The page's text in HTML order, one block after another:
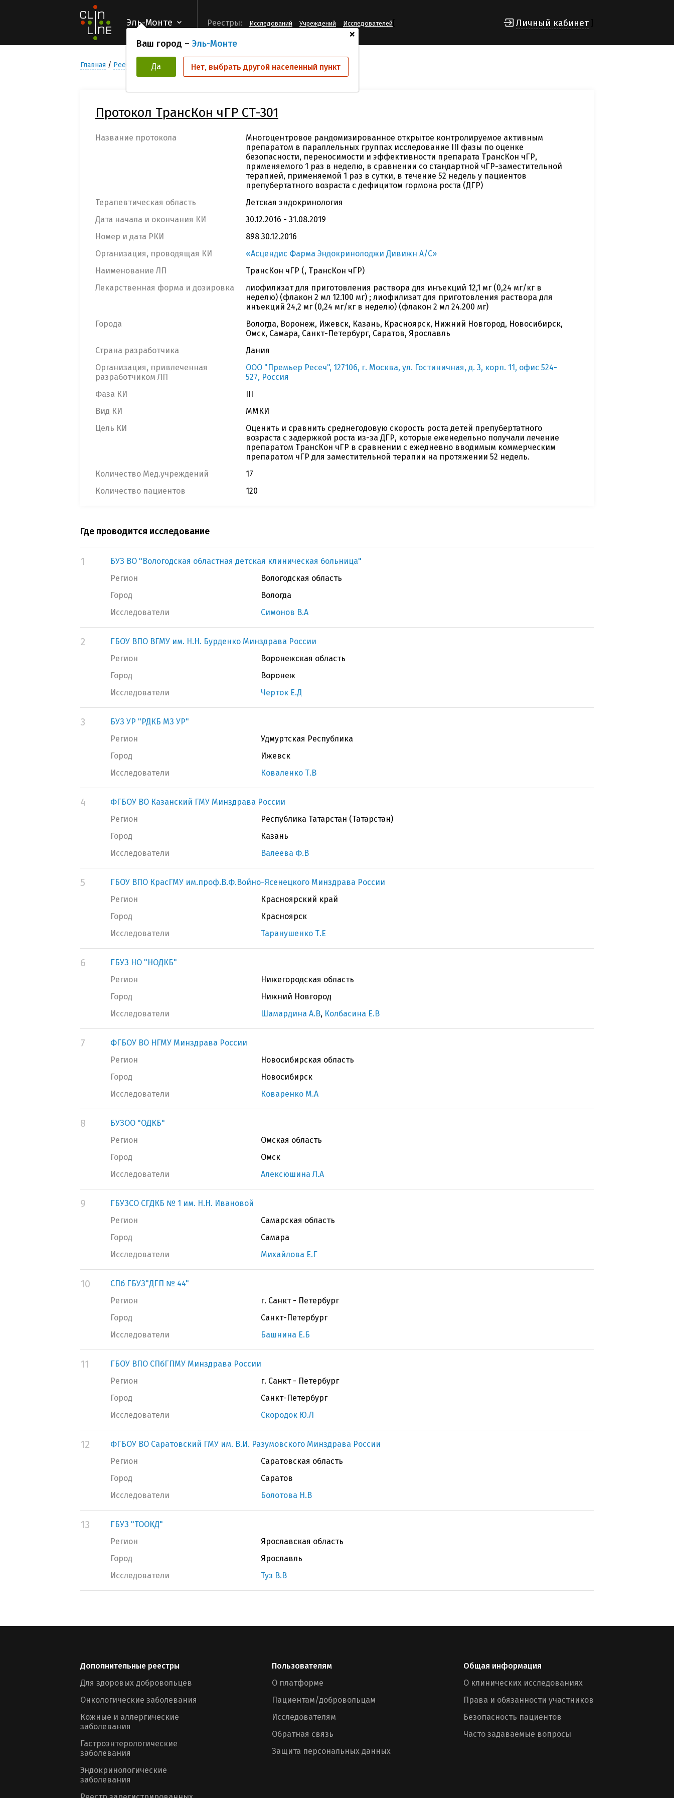
Эль-Монте
+
Ваш город – Эль-Монте
Да Нет, выбрать другой населенный пункт
Реестры: Исследований Учреждений Исследователей Личный кабинет
Главная Реестр Клинических исследований ТрансКон чГР CT-301
Протокол ТрансКон чГР CT-301
Название протокола
Многоцентровое рандомизированное открытое контролируемое активным
препаратом в параллельных группах исследование III фазы по оценке
безопасности, переносимости и эффективности препарата ТрансКон чГР,
применяемого 1 раз в неделю, в сравнении со стандартной чГР-заместительной
терапией, применяемой 1 раз в сутки, в течение 52 недель у пациентов
препубертатного возраста с дефицитом гормона роста (ДГР)
Терапевтическая область
Детская эндокринология
Дата начала и окончания КИ
30.12.2016 - 31.08.2019
Номер и дата РКИ
898 30.12.2016
Организация, проводящая КИ
«Асцендис Фарма Эндокринолоджи Дивижн А/С»
Наименование ЛП
ТрансКон чГР (, ТрансКон чГР)
Лекарственная форма и дозировка
лиофилизат для приготовления раствора для инъекций 12,1 мг (0,24 мг/кг в
неделю) (флакон 2 мл 12.100 мг) ; лиофилизат для приготовления раствора для
инъекций 24,2 мг (0,24 мг/кг в неделю) (флакон 2 мл 24.200 мг)
Города
Вологда, Воронеж, Ижевск, Казань, Красноярск, Нижний Новгород, Новосибирск,
Омск, Самара, Санкт-Петербург, Саратов, Ярославль
Страна разработчика
Дания
Организация, привлеченная
разработчиком ЛП
ООО "Премьер Ресеч", 127106, г. Москва, ул. Гостиничная, д. 3, корп. 11, офис 524-
527, Россия
Фаза КИ
III
Вид КИ
ММКИ
Цель КИ
Оценить и сравнить среднегодовую скорость роста детей препубертатного
возраста с задержкой роста из-за ДГР, которые еженедельно получали лечение
препаратом ТрансКон чГР в сравнении с ежедневно вводимым коммерческим
препаратом чГР для заместительной терапии на протяжении 52 недель.
Количество Мед.учреждений
17
Количество пациентов
120
Где проводится исследование
1
БУЗ ВО "Вологодская областная детская клиническая больница"
Регион
Вологодская область
Город
Вологда
Исследователи
Симонов В.А
2
ГБОУ ВПО ВГМУ им. Н.Н. Бурденко Минздрава России
Регион
Воронежская область
Город
Воронеж
Исследователи
Черток Е.Д
3
БУЗ УР "РДКБ МЗ УР"
Регион
Удмуртская Республика
Город
Ижевск
Исследователи
Коваленко Т.В
4
ФГБОУ ВО Казанский ГМУ Минздрава России
Регион
Республика Татарстан (Татарстан)
Город
Казань
Исследователи
Валеева Ф.В
5
ГБОУ ВПО КрасГМУ им.проф.В.Ф.Войно-Ясенецкого Минздрава России
Регион
Красноярский край
Город
Красноярск
Исследователи
Таранушенко Т.Е
6
ГБУЗ НО "НОДКБ"
Регион
Нижегородская область
Город
Нижний Новгород
Исследователи
Шамардина А.В, Колбасина Е.В
7
ФГБОУ ВО НГМУ Минздрава России
Регион
Новосибирская область
Город
Новосибирск
Исследователи
Коваренко М.А
8
БУЗОО "ОДКБ"
Регион
Омская область
Город
Омск
Исследователи
Алексюшина Л.А
9
ГБУЗСО СГДКБ № 1 им. Н.Н. Ивановой
Регион
Самарская область
Город
Самара
Исследователи
Михайлова Е.Г
10
СПб ГБУЗ"ДГП № 44"
Регион
г. Санкт - Петербург
Город
Санкт-Петербург
Исследователи
Башнина Е.Б
11
ГБОУ ВПО СПбГПМУ Минздрава России
Регион
г. Санкт - Петербург
Город
Санкт-Петербург
Исследователи
Скородок Ю.Л
12
ФГБОУ ВО Саратовский ГМУ им. В.И. Разумовского Минздрава России
Регион
Саратовская область
Город
Саратов
Исследователи
Болотова Н.В
13
ГБУЗ "ТООКД"
Регион
Ярославская область
Город
Ярославль
Исследователи
Туз В.В
Дополнительные реестры
Для здоровых добровольцев
Онкологические заболевания
Кожные и аллергические
заболевания
Гастроэнтерологические
заболевания
Эндокринологические
заболевания
Пользователям
О платформе
Пациентам/добровольцам
Исследователям
Обратная связь
Защита персональных данных
Общая информация
О клинических исследованиях
Права и обязанности участников
Безопасность пациентов
Часто задаваемые вопросы